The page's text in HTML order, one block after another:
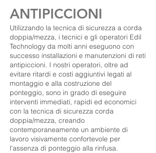
ANTIPICCIONI
Utilizzando la tecnica di sicurezza a corda
doppia/mezza, i tecnici e gli operatori Edil
Technology da molti anni eseguono con
successo installazioni e manutenzioni di reti
antipiccioni. I nostri operatori, oltre ad
evitare ritardi e costi aggiuntivi legati al
montaggio e alla costruzione del
ponteggio, sono in grado di eseguire
interventi immediati, rapidi ed economici
con la tecnica di sicurezza corda
doppia/mezza, creando
contemporaneamente un ambiente di
lavoro visivamente confortevole per
l'assenza di ponteggio alla rinfusa.